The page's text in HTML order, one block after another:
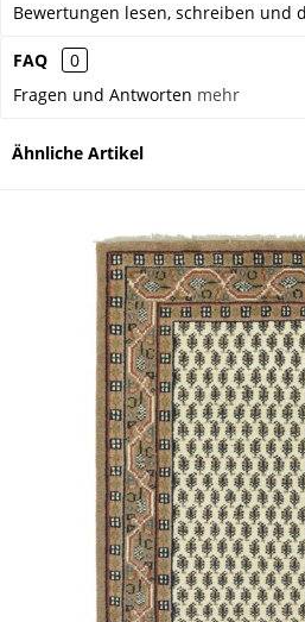
Bewertungen lesen, schreiben und
FAQ
0
Fragen und Antworten mehr
Ähnliche Artikel